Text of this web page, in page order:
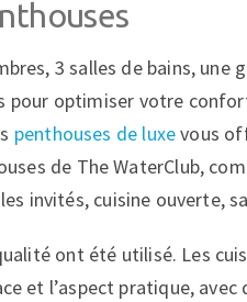
3 salles de bains, une
pour optimiser votre
penthouses de luxevous
de The WaterClub,
invités, cuisine ouverte,
ont été utilisé. Les
et l’aspect pratique, avec